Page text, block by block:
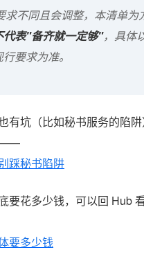
不同且会调整，本清单为
代表"备齐就一定够"，具体
要求为准。
有坑（比如秘书服务的陷
——
踩秘书陷阱
要花多少钱，可以回 Hub
要多少钱